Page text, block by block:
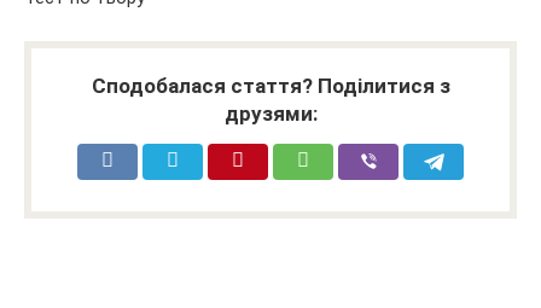
Сподобалася стаття? Поділитися з
друзями: